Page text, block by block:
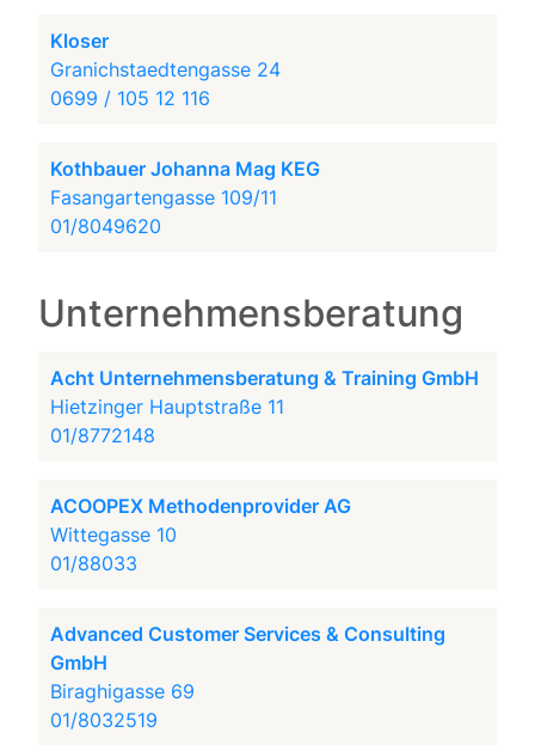
Kloser
Granichstaedtengasse 24
0699 / 105 12 116
Kothbauer Johanna Mag KEG
Fasangartengasse 109/11
01/8049620
Unternehmensberatung
Acht Unternehmensberatung & Training GmbH
Hietzinger Hauptstraße 11
01/8772148
ACOOPEX Methodenprovider AG
Wittegasse 10
01/88033
Advanced Customer Services & Consulting
GmbH
Biraghigasse 69
01/8032519